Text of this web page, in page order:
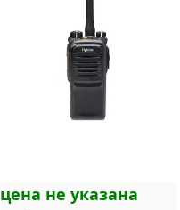
цена не указана